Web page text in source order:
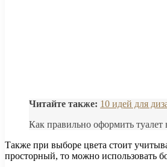
Читайте также: 10 идей для
Как правильно оформить
Также при выборе цвета стоит
просторный, то можно использовать